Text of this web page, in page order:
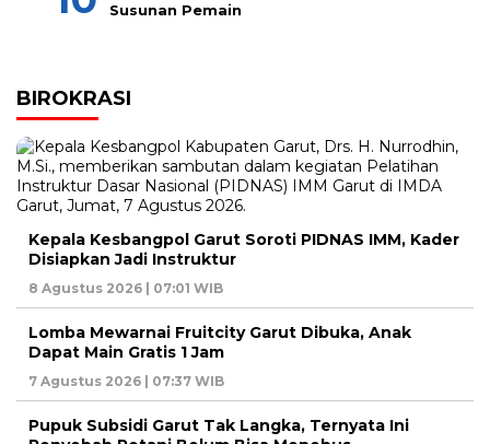
Susunan Pemain
BIROKRASI
Kepala Kesbangpol Garut Soroti PIDNAS IMM, Kader
Disiapkan Jadi Instruktur
8 Agustus 2026 | 07:01 WIB
Lomba Mewarnai Fruitcity Garut Dibuka, Anak
Dapat Main Gratis 1 Jam
7 Agustus 2026 | 07:37 WIB
Pupuk Subsidi Garut Tak Langka, Ternyata Ini